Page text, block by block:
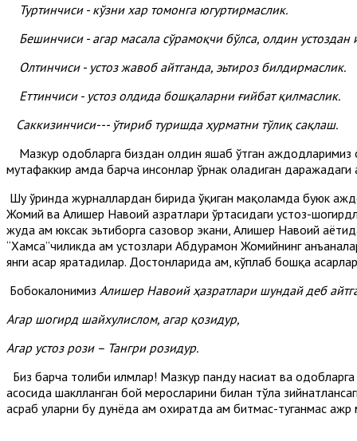
Туртинчиси - кўзни хар томонга югуртирмаслик.
Бешинчиси - агар масала сўрамоқчи бўлса, олдин устоздан
Олтинчиси - устоз жавоб айтганда, эьтироз билдирмаслик.
Еттинчиси - устоз олдида бошқаларни ғийбат қилмаслик.
Саккизинчиси--- ўтириб туришда ҳурматни тўлиқ сақлаш.
Мазкур одобларга биздан олдин яшаб ўтган аждодларимиз
мутафаккир ҳамда барча инсонлар ўрнак оладиган даражадаги
Шу ўринда журналлардан бирида ўқиган мақоламда буюк
Жомий ва Алишер Навоий ҳазратлари ўртасидаги устоз-
жуда ҳам юксак эьтиборга сазовор экани, Алишер Навоий
“Хамса”чиликда ҳам устозлари Абдураҳмон Жомийнинг
янги асар яратадилар. Достонларида ҳам, кўплаб бошқа
Бобокалонимиз Алишер Навоий ҳазратлари шундай деб
Агар шогирд шайхулислом, агар қозидур,
Агар устоз рози – Танг­ри розидур.
Биз барча толиби илмлар! Мазкур панду насиҳат ва
асосида шаклланган бой меросларини билан тўла
асраб уларни бу дунёда ҳам охиратда ҳам битмас-туганмас